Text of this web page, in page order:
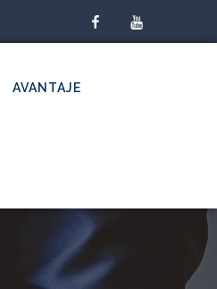
facebookyoutube
AVANTAJE